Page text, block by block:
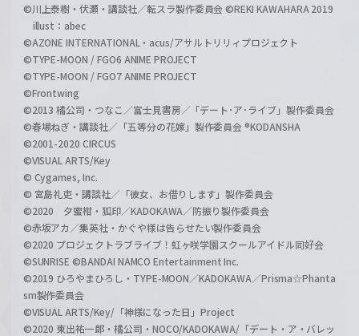
©川上泰樹・伏瀬・講談社／転スラ製作委員会 ©REKI KAWAHARA 2019
illust：abec
©AZONE INTERNATIONAL・acus/アサルトリリィプロジェクト
©TYPE-MOON / FGO6 ANIME PROJECT
©TYPE-MOON / FGO7 ANIME PROJECT
©Frontwing
©2013 橘公司・つなこ／富士見書房／「デート･ア･ライブ」製作委員会
©春場ねぎ・講談社／「五等分の花嫁」製作委員会 ®KODANSHA
©2001-2020 CIRCUS
©VISUAL ARTS/Key
© Cygames, Inc.
© 宮島礼吏・講談社／「彼女、お借りします」製作委員会
©2020 夕蜜柑・狐印／KADOKAWA／防振り製作委員会
©赤坂アカ／集英社・かぐや様は告らせたい製作委員会
©2020 プロジェクトラブライブ！虹ヶ咲学園スクールアイドル同好会
©SUNRISE ©BANDAI NAMCO Entertainment Inc.
©2019 ひろやまひろし・TYPE-MOON／KADOKAWA／Prisma☆Phanta
sm製作委員会
©VISUAL ARTS/Key/「神様になった日」Project
©2020 東出祐一郎・橘公司・NOCO/KADOKAWA/「デート・ア・バレッ